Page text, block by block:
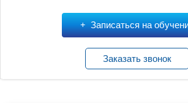
Записаться на
Заказать звонок